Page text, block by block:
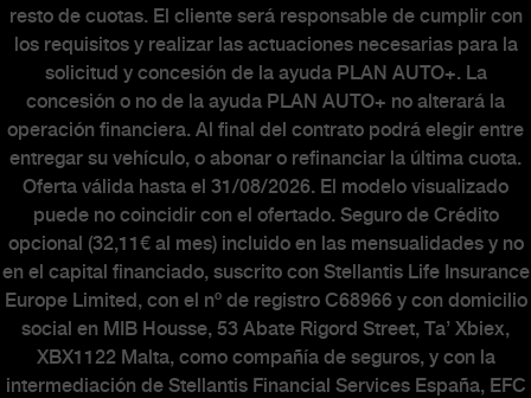
resto de cuotas. El cliente será responsable de cumplir con
los requisitos y realizar las actuaciones necesarias para la
solicitud y concesión de la ayuda PLAN AUTO+. La
concesión o no de la ayuda PLAN AUTO+ no alterará la
operación financiera. Al final del contrato podrá elegir entre
entregar su vehículo, o abonar o refinanciar la última cuota.
Oferta válida hasta el 31/08/2026. El modelo visualizado
puede no coincidir con el ofertado. Seguro de Crédito
opcional (32,11€ al mes) incluido en las mensualidades y no
en el capital financiado, suscrito con Stellantis Life Insurance
Europe Limited, con el nº de registro C68966 y con domicilio
social en MIB Housse, 53 Abate Rigord Street, Ta’ Xbiex,
XBX1122 Malta, como compañía de seguros, y con la
intermediación de Stellantis Financial Services España, EFC